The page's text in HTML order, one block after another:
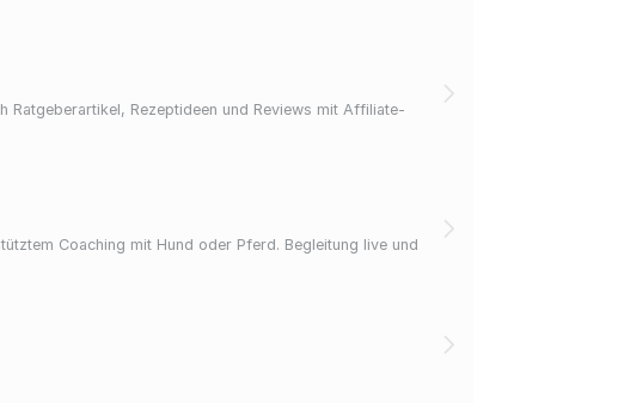
Ratgeberartikel, Rezeptideen und Reviews mit Affiliate-
Coaching mit Hund oder Pferd. Begleitung live und